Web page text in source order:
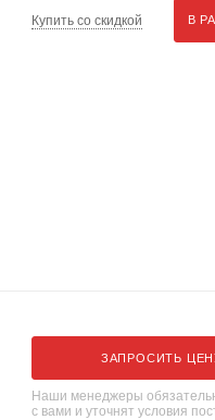
Купить со скидкой В
ЗАПРОСИТЬ
Наши менеджеры
с вами и уточнят условия